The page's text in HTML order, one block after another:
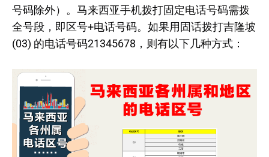
号码除外）。马来西亚手机拨打固定电话号码需拨
全号段，即区号+电话号码。如果用固话拨打吉隆坡
(03) 的电话号码21345678，则有以下几种方式：